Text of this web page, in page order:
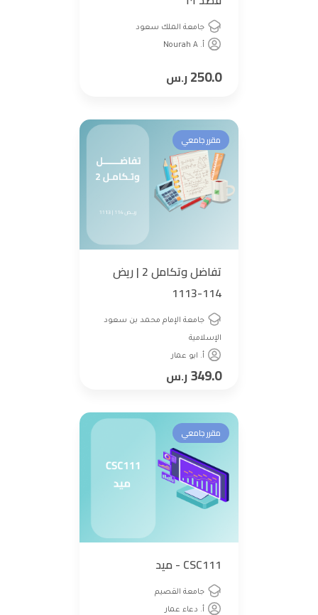
جامعة الملك سعود
أ. Nourah A
250.0ر.س
مقرر جامعي
تفاضل وتكامل 2 | ريض
114-1113
جامعة الإمام محمد بن سعود
الإسلامية
أ. ابو عمار
349.0ر.س
مقرر جامعي
CSC111 - ميد
جامعة القصيم
أ. دعاء عمار